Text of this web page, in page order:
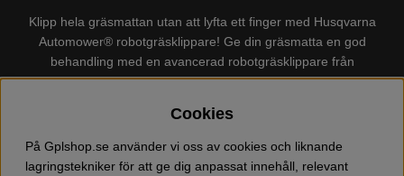
Klipp hela gräsmattan utan att lyfta ett finger med Husqvarna
Automower® robotgräsklippare! Ge din gräsmatta en god
behandling med en avancerad robotgräsklippare från
Husqvarna. Det finns enHusqvarna Automower®för just din
marknadens största urval av tillbehör och reservdelar till
Husqvarna Automower® och GARDENA. Vi säljer även
Husqvarna skog och trädgårdsprodukter så som:
Cookies
På Gplshop.se använder vi oss av cookies och liknande
lagringstekniker för att ge dig anpassat innehåll, relevant